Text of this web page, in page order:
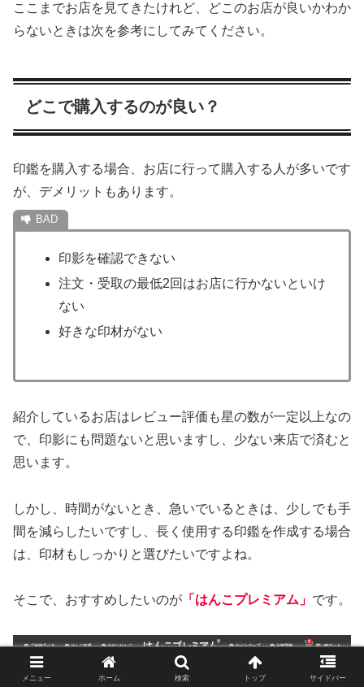
ここまでお店を見てきたけれど、どこのお店が良いかわか
らないときは次を参考にしてみてください。
どこで購入するのが良い？
印鑑を購入する場合、お店に行って購入する人が多いです
が、デメリットもあります。
印影を確認できない
注文・受取の最低2回はお店に行かないといけ
ない
好きな印材がない
紹介しているお店はレビュー評価も星の数が一定以上なの
で、印影にも問題ないと思いますし、少ない来店で済むと
思います。
しかし、時間がないとき、急いでいるときは、少しでも手
間を減らしたいですし、長く使用する印鑑を作成する場合
は、印材もしっかりと選びたいですよね。
そこで、おすすめしたいのが 「はんこプレミアム」 です。
メニュー ホーム 検索 トップ サイドバー